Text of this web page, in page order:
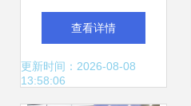
伸 AI科技2022年步
入深水区的多维探
查看详情
更新时间：2026-08-08
13:58:06